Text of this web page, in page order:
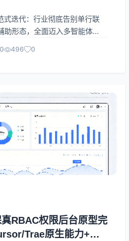
式迭代：行业彻底告别单行联
助形态，全面迈入多智能体
同研发成熟期。以Trae
讯CodeBuddy为代表的国产编
496 0
RBAC权限后台原型完
Trae原生能力+官